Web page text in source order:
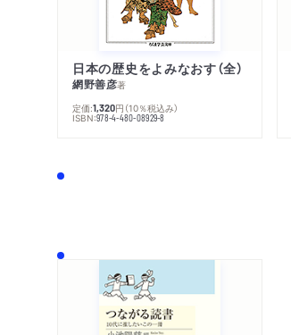
日本の歴史をよみなおす（全）
網野善彦著
定価:1,320円 （10％税込み）
ISBN:978-4-480-08929-8